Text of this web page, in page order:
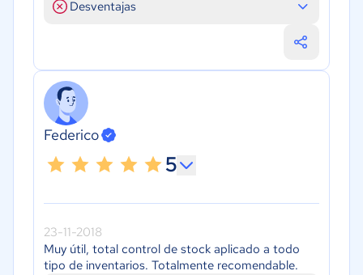
Desventajas
Federico
5
23-11-2018
Muy útil, total control de stock aplicado a todo
tipo de inventarios. Totalmente recomendable.